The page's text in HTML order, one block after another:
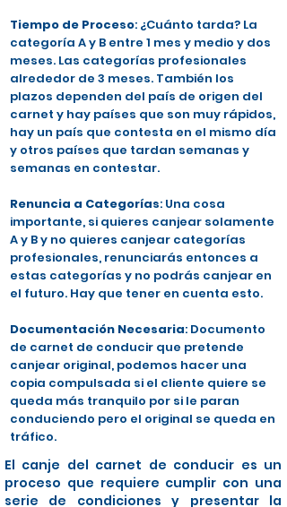
Tiempo de Proceso: ¿Cuánto tarda? La
categoría A y B entre 1 mes y medio y dos
meses. Las categorías profesionales
alrededor de 3 meses. También los
plazos dependen del país de origen del
carnet y hay países que son muy rápidos,
hay un país que contesta en el mismo día
y otros países que tardan semanas y
semanas en contestar.
Renuncia a Categorías: Una cosa
importante, si quieres canjear solamente
A y B y no quieres canjear categorías
profesionales, renunciarás entonces a
estas categorías y no podrás canjear en
el futuro. Hay que tener en cuenta esto.
Documentación Necesaria: Documento
de carnet de conducir que pretende
canjear original, podemos hacer una
copia compulsada si el cliente quiere se
queda más tranquilo por si le paran
conduciendo pero el original se queda en
tráfico.
El canje del carnet de conducir es un
proceso que requiere cumplir con una
serie de condiciones y presentar la